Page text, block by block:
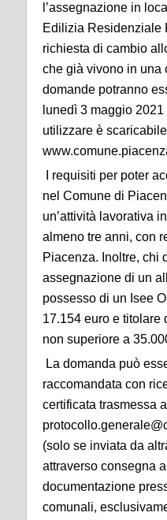
l’assegnazione in
Edilizia Residenziale
richiesta di cambio
che già vivono in una
domande potranno
lunedì 3 maggio
utilizzare è
I requisiti per poter
nel Comune di
un’attività lavorativa
almeno tre anni, con
Piacenza. Inoltre, chi
assegnazione di un
possesso di un Isee
17.154 euro e titolare
non superiore a
La domanda può
raccomandata con
certificata trasmessa a
(solo se inviata da
attraverso consegna
documentazione
comunali,